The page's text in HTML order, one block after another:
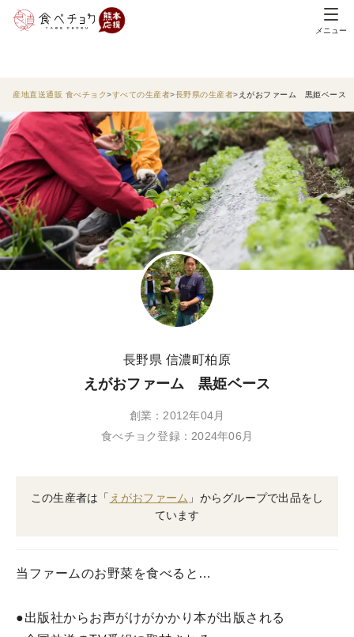
メニュー
産地直送通販 食べチョク すべての生産者 長野県の生産者 えがおファーム 黒姫ベース
長野県 信濃町柏原
えがおファーム 黒姫ベース
創業：2012年04月
食べチョク登録：2024年06月
この生産者は「 えがおファーム 」からグループで出品をし
ています
当ファームのお野菜を食べると…
●出版社からお声がけがかかり本が出版される